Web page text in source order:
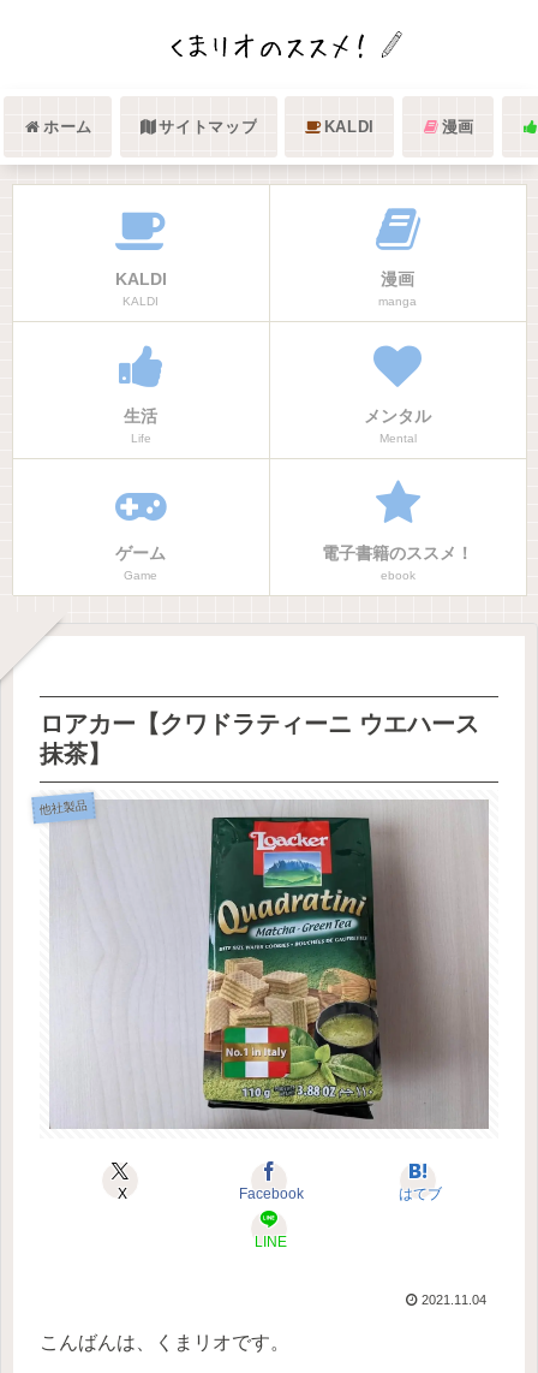
ホーム サイトマップ KALDI 漫画
KALDI
KALDI
漫画
manga
生活
Life
メンタル
Mental
ゲーム
Game
電子書籍のススメ！
ebook
ロアカー【クワドラティーニ ウエハース
抹茶】
他社製品
X Facebook はてブ
LINE
2021.11.04
こんばんは、くまリオです。